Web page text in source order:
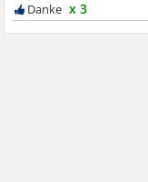
x 3